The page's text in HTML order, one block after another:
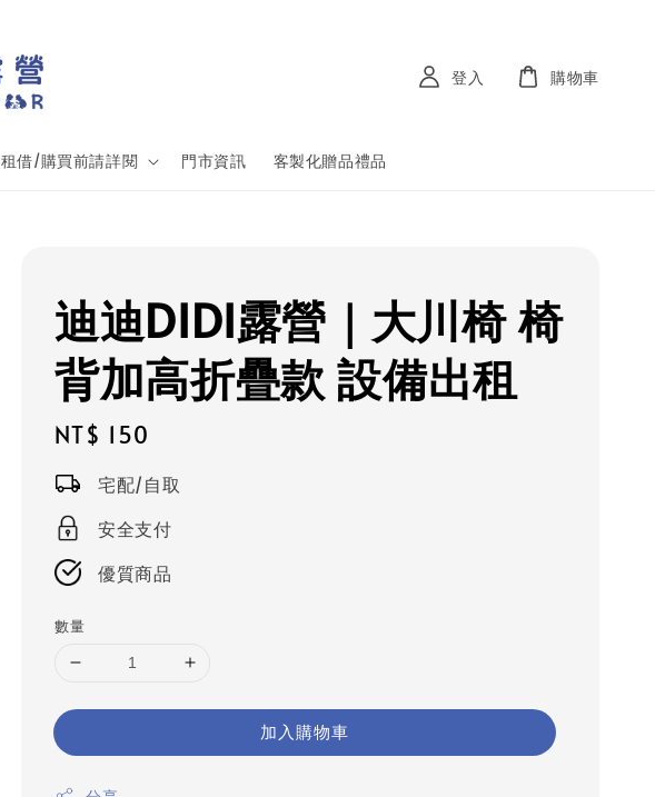
租借/購買前請詳閱 門市資訊 客製化贈品禮品
登入 購物車
迪迪DIDI露營｜大川椅 椅
背加高折疊款 設備出租
Regular
price
NT$ 150
宅配/自取
安全支付
優質商品
數量
加入購物車